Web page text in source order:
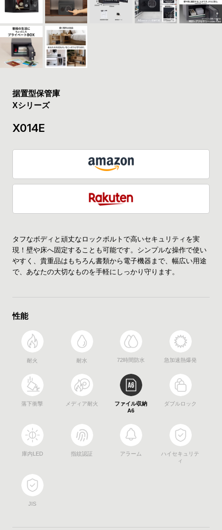
据置型保管庫
Xシリーズ
X014E
タフなボディと頑丈なロックボルトで高いセキュリティを実
現！壁や床へ固定することも可能です。シンプルな操作で使い
やすく、貴重品はもちろん書類から電子機器まで、幅広い用途
で、あなたの大切なものを手軽にしっかり守ります。
性能
耐火 耐水 72時間防水 急加速熱爆発
落下衝撃 メディア耐火 ファイル収納 ダブルロック
庫内LED 指紋認証 アラーム
ハイセキュリテ
ィ
JIS